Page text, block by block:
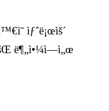
ìƒˆë¡œìš´
ë¶„ì•¼ì—ì„œ